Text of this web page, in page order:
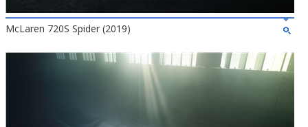
McLaren 720S Spider (2019)